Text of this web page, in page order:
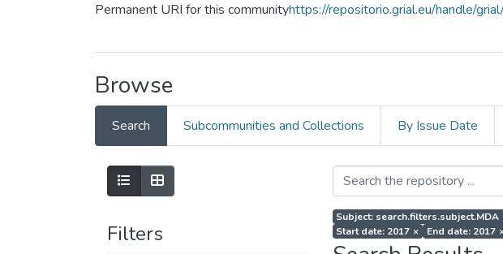
Permanent URI for this communityhttps://repositorio.grial.eu/handle/
Browse
Search Subcommunities and Collections By Issue Date
Filters
Subject: search.filters.subject.MDA
Start date: 2017 × End date: 2017